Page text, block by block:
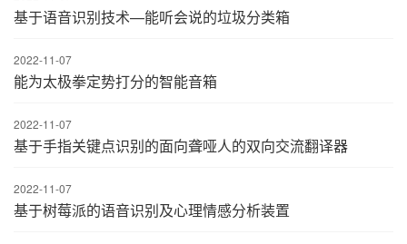
基于语音识别技术—能听会说的垃圾分类箱
2022-11-07
能为太极拳定势打分的智能音箱
2022-11-07
基于手指关键点识别的面向聋哑人的双向交流翻译器
2022-11-07
基于树莓派的语音识别及心理情感分析装置